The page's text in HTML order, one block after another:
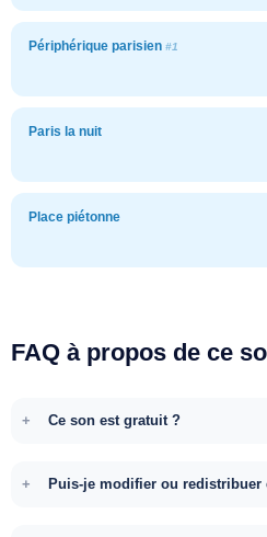
Périphérique parisien #1
Paris la nuit
Place piétonne
FAQ à propos de ce
Ce son est gratuit ?
Puis-je modifier ou redistribuer